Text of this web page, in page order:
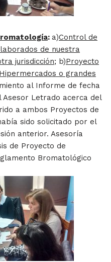
: a)Control de
de nuestra
jurisdicción; b)Proyecto
o grandes
al Informe de fecha
Letrado acerca del
a ambos Proyectos de
sido solicitado por el
anterior. Asesoría
de Proyecto de
Bromatológico